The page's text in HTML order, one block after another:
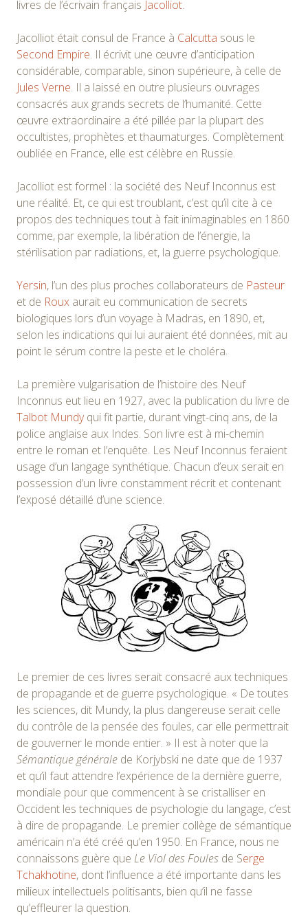
livres de l’écrivain français Jacolliot.
Jacolliot était consul de France à Calcutta sous le
Second Empire. Il écrivit une œuvre d’anticipation
considérable, comparable, sinon supérieure, à celle de
Jules Verne. Il a laissé en outre plusieurs ouvrages
consacrés aux grands secrets de l’humanité. Cette
œuvre extraordinaire a été pillée par la plupart des
occultistes, prophètes et thaumaturges. Complètement
oubliée en France, elle est célèbre en Russie.
Jacolliot est formel : la société des Neuf Inconnus est
une réalité. Et, ce qui est troublant, c’est qu’il cite à ce
propos des techniques tout à fait inimaginables en 1860
comme, par exemple, la libération de l’énergie, la
stérilisation par radiations, et, la guerre psychologique.
Yersin, l’un des plus proches collaborateurs de Pasteur
et de Roux aurait eu communication de secrets
biologiques lors d’un voyage à Madras, en 1890, et,
selon les indications qui lui auraient été données, mit au
point le sérum contre la peste et le choléra.
La première vulgarisation de l’histoire des Neuf
Inconnus eut lieu en 1927, avec la publication du livre de
Talbot Mundyqui fit partie, durant vingt-cinq ans, de la
police anglaise aux Indes. Son livre est à mi-chemin
entre le roman et l’enquête. Les Neuf Inconnus feraient
usage d’un langage synthétique. Chacun d’eux serait en
possession d’un livre constamment récrit et contenant
l’exposé détaillé d’une science.
Le premier de ces livres serait consacré aux techniques
de propagande et de guerre psychologique. « De toutes
les sciences, dit Mundy, la plus dangereuse serait celle
du contrôle de la pensée des foules, car elle permettrait
de gouverner le monde entier. » Il est à noter que la
Sémantique générale de Korjybski ne date que de 1937
et qu’il faut attendre l’expérience de la dernière guerre,
mondiale pour que commencent à se cristalliser en
Occident les techniques de psychologie du langage, c’est
à dire de propagande. Le premier collège de sémantique
américain n’a été créé qu’en 1950. En France, nous ne
connaissons guère que Le Viol des Foules de Serge
Tchakhotine, dont l’influence a été importante dans les
milieux intellectuels politisants, bien qu’il ne fasse
qu’effleurer la question.